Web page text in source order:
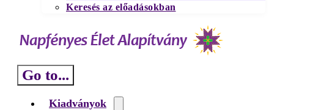
Keresés az előadásokban
Go to...
Kiadványok